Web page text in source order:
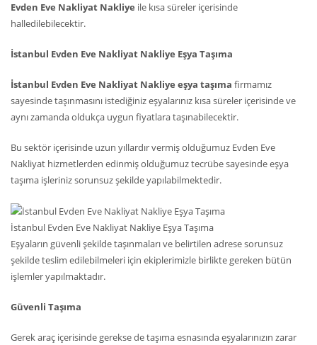
Evden Eve Nakliyat Nakliye ile kısa süreler içerisinde
halledilebilecektir.
İstanbul Evden Eve Nakliyat Nakliye Eşya Taşıma
İstanbul Evden Eve Nakliyat Nakliye eşya taşıma firmamız
sayesinde taşınmasını istediğiniz eşyalarınız kısa süreler içerisinde ve
aynı zamanda oldukça uygun fiyatlara taşınabilecektir.
Bu sektör içerisinde uzun yıllardır vermiş olduğumuz Evden Eve
Nakliyat hizmetlerden edinmiş olduğumuz tecrübe sayesinde eşya
taşıma işleriniz sorunsuz şekilde yapılabilmektedir.
İstanbul Evden Eve Nakliyat Nakliye Eşya Taşıma
Eşyaların güvenli şekilde taşınmaları ve belirtilen adrese sorunsuz
şekilde teslim edilebilmeleri için ekiplerimizle birlikte gereken bütün
işlemler yapılmaktadır.
Güvenli Taşıma
Gerek araç içerisinde gerekse de taşıma esnasında eşyalarınızın zarar